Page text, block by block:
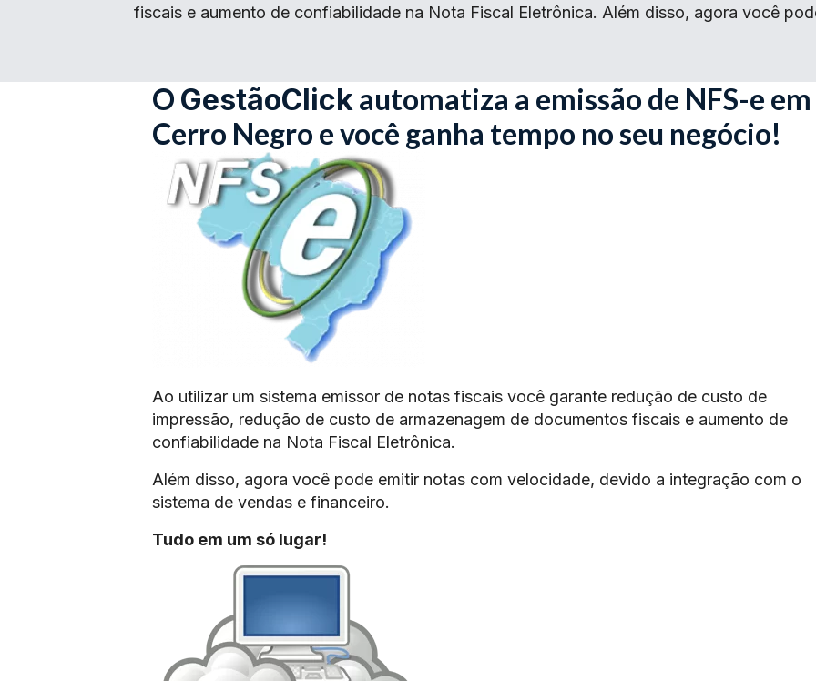
fiscais e aumento de confiabilidade na Nota Fiscal Eletrônica. Além disso, agora você
O GestãoClickautomatiza a emissão de NFS-e em
Cerro Negro e você ganha tempo no seu negócio!
Ao utilizar um sistema emissor de notas fiscais você garante redução de custo de
impressão, redução de custo de armazenagem de documentos fiscais e aumento de
confiabilidade na Nota Fiscal Eletrônica.
Além disso, agora você pode emitir notas com velocidade, devido a integração com o
sistema de vendas e financeiro.
Tudo em um só lugar!